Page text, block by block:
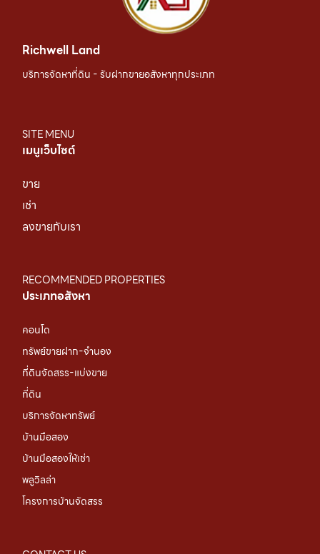
Richwell Land
บริการจัดหาที่ดิน - รับฝากขายอสังหาทุกประเภท
SITE MENU
เมนูเว็บไซต์
ขาย
เช่า
ลงขายกับเรา
RECOMMENDED PROPERTIES
ประเภทอสังหา
คอนโด
ทรัพย์ขายฝาก-จำนอง
ที่ดินจัดสรร-แบ่งขาย
ที่ดิน
บริการจัดหาทรัพย์
บ้านมือสอง
บ้านมือสองให้เช่า
พลูวิลล่า
โครงการบ้านจัดสรร